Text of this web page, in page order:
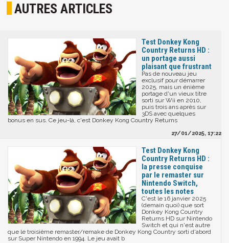
AUTRES ARTICLES
Test Donkey Kong
Country Returns HD :
un portage aussi
plaisant que frustrant
Pas de nouveau jeu
exclusif pour démarrer
2025, mais un énième
portage d'un vieux titre
sorti sur Wii en 2010,
puis trois ans après sur
3DS avec quelques
bonus en sus. Ce jeu-là, c'est Donkey Kong Country Returns
27/01/2025, 17:22
Test Donkey Kong
Country Returns HD :
la presse conquise
par le remaster sur
Nintendo Switch,
toutes les notes
C'est le 16 janvier 2025
(demain quoi) que sort
Donkey Kong Country
Returns HD sur Nintendo
Switch et qui n'est autre
que le troisième remaster/remake de Donkey Kong Country sorti d'abord
sur Super Nintendo en 1994. Le jeu avait b